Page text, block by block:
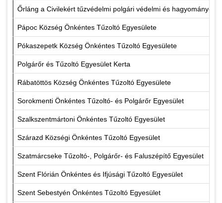
Őrláng a Civilekért tűzvédelmi polgári védelmi és
Pápoc Község Önkéntes Tűzoltó Egyesülete
Pókaszepetk Község Önkéntes Tűzoltó Egyesülete
Polgárőr és Tűzoltó Egyesület Kerta
Rábatöttös Község Önkéntes Tűzoltó Egyesülete
Sorokmenti Önkéntes Tűzoltó- és Polgárőr Egyesület
Szalkszentmártoni Önkéntes Tűzoltó Egyesület
Szárazd Községi Önkéntes Tűzoltó Egyesület
Szatmárcseke Tűzoltó-, Polgárőr- és Faluszépítő Egyesület
Szent Flórián Önkéntes és Ifjúsági Tűzoltó Egyesület
Szent Sebestyén Önkéntes Tűzoltó Egyesület